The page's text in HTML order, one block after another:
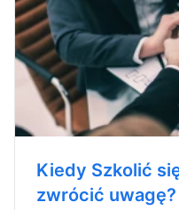
Kiedy Szkolić
zwrócić uwagę?